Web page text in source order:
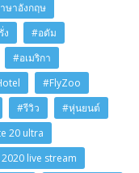
ษาอังกฤษ
ง
#อดัม
#อเมริกา
#FlyZoo
#รีวิว
#หุ่นยนต์
20 ultra
live stream